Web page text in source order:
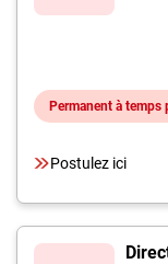
Permanent à temps
Postulez ici